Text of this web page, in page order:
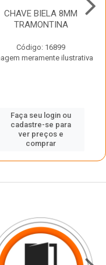
CHAVE BIELA 8MM
TRAMONTINA
Código: 16899
meramente ilustrativa
Faça seu login ou
cadastre-se para
ver preços e
comprar